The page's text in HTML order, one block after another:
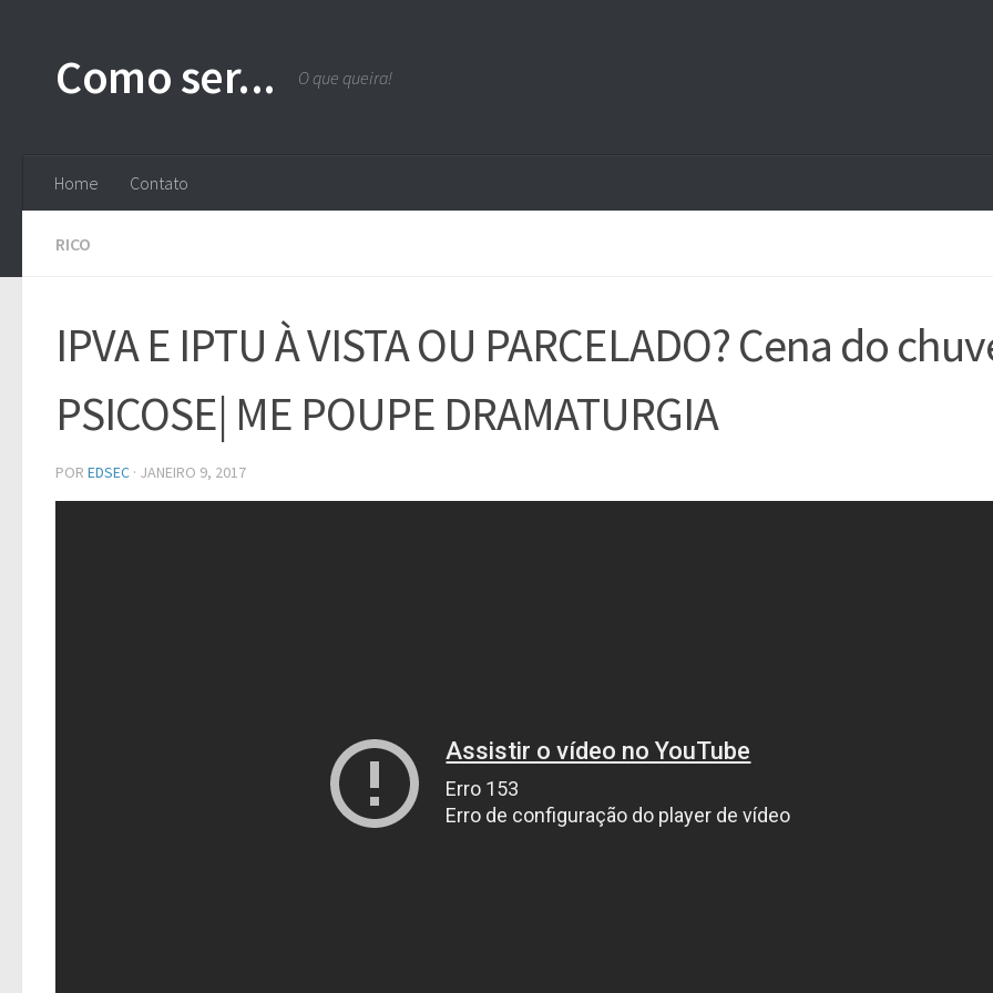
Como ser... O que queira!
Home Contato
RICO
IPVA E IPTU À VISTA OU PARCELADO? Cena do
PSICOSE| ME POUPE DRAMATURGIA
POR EDSEC · JANEIRO 9, 2017